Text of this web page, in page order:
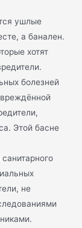
ушлые
а банален.
хотят
болезней
Этой басне
не